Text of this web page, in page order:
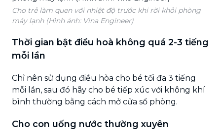
Cho trẻ làm quen với nhiệt độ trước khi rời khỏi phòng
máy lạnh (Hình ảnh: Vina Engineer)
Thời gian bật điều hoà không quá 2-3 tiếng
mỗi lần
Chỉ nên sử dụng điều hòa cho bé tối đa 3 tiếng
mỗi lần, sau đó hãy cho bé tiếp xúc với không khí
bình thường bằng cách mở cửa sổ phòng.
Cho con uống nước thường xuyên